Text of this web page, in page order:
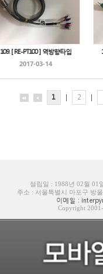
109. [ RE-PT100 ] 역방향타입
2017-03-14
1 | 2 |
설립일 : 1988년 02월
주소 : 서울특별시 마포구 방
이메일 :
Copyright